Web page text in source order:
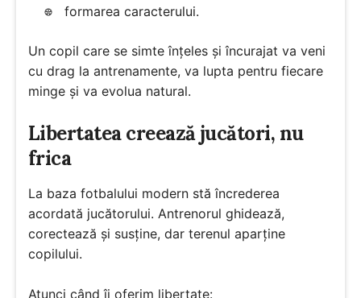
formarea caracterului.
Un copil care se simte înțeles și încurajat va veni
cu drag la antrenamente, va lupta pentru fiecare
minge și va evolua natural.
Libertatea creează jucători, nu
frica
La baza fotbalului modern stă încrederea
acordată jucătorului. Antrenorul ghidează,
corectează și susține, dar terenul aparține
copilului.
Atunci când îi oferim libertate: